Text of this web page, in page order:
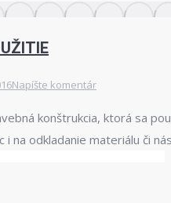
Napíšte komentár
konštrukcia, ktorá sa
i na odkladanie materiálu či